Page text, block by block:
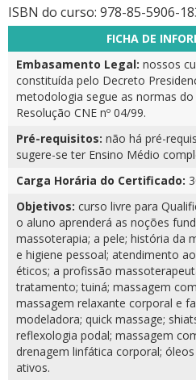
ISBN do curso: 978-85-5906-
FICHA DE
Embasamento Legal: nossos
constituída pelo Decreto
metodologia segue as normas do
Resolução CNE nº 04/99.
Pré-requisitos: não há pré-
sugere-se ter Ensino Médio
Carga Horária do Certificado:
Objetivos: curso livre para
o aluno aprenderá as noções
massoterapia; a pele; história da
e higiene pessoal; atendimento
éticos; a profissão
tratamento; tuiná; massagem
massagem relaxante corporal e
modeladora; quick massage;
reflexologia podal; massagem
drenagem linfática corporal;
ativos.